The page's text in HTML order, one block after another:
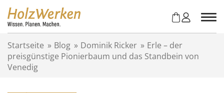
Startseite » Blog » Dominik Ricker » Erle – der
preisgünstige Pionierbaum und das Standbein von
Venedig